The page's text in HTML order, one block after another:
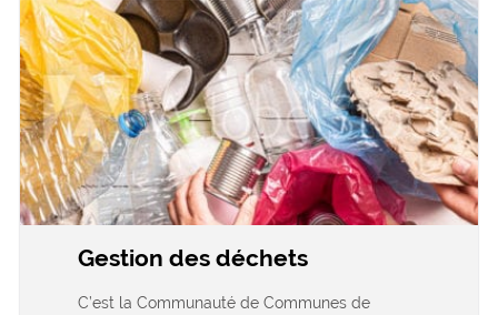
Gestion des déchets
C’est la Communauté de Communes de